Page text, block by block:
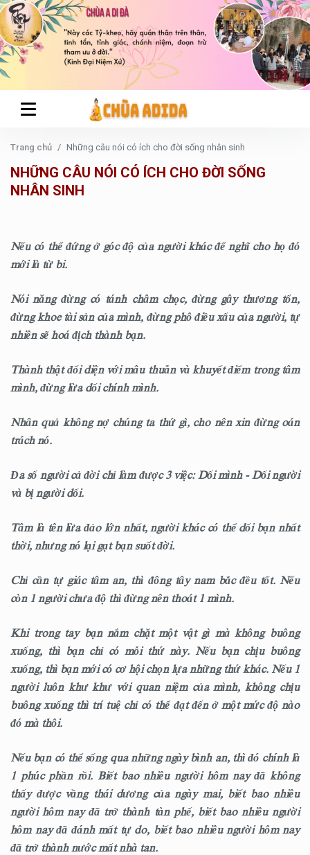
Trang chủ Những câu nói có ích cho đời sống nhân sinh
NHỮNG CÂU NÓI CÓ ÍCH CHO ĐỜI SỐNG
NHÂN SINH
Nếu có thể đứng ở góc độ của người khác để nghĩ cho họ đó
mới là từ bi.
Nói năng đừng có tánh châm chọc, đừng gây thương tổn,
đừng khoe tài sản của mình, đừng phô điều xấu của người, tự
nhiên sẽ hoá địch thành bạn.
Thành thật đối diện với mâu thuẫn và khuyết điểm trong tâm
mình, đừng lừa dối chính mình.
Nhân quả không nợ chúng ta thứ gì, cho nên xin đừng oán
trách nó.
Đa số người cả đời chỉ làm được 3 việc: Dối mình - Dối người
và bị người dối.
Tâm là tên lừa đảo lớn nhất, người khác có thể dối bạn nhất
thời, nhưng nó lại gạt bạn suốt đời.
Chỉ cần tự giác tâm an, thì đông tây nam bắc đều tốt. Nếu
còn 1 người chưa độ thì đừng nên thoát 1 mình.
Khi trong tay bạn nắm chặt một vật gì mà không buông
xuống, thì bạn chỉ có mỗi thứ này. Nếu bạn chịu buông
xuống, thì bạn mới có cơ hội chọn lựa những thứ khác. Nếu 1
người luôn khư khư với quan niệm của mình, không chịu
buông xuống thì trí tuệ chỉ có thể đạt đến ở một mức độ nào
đó mà thôi.
Nếu bạn có thể sống qua những ngày bình an, thì đó chính là
1 phúc phần rồi. Biết bao nhiêu người hôm nay đã không
thấy được vầng thái dương của ngày mai, biết bao nhiêu
người hôm nay đã trở thành tàn phế, biết bao nhiêu người
hôm nay đã đánh mất tự do, biết bao nhiêu người hôm nay
đã trở thành nước mất nhà tan.